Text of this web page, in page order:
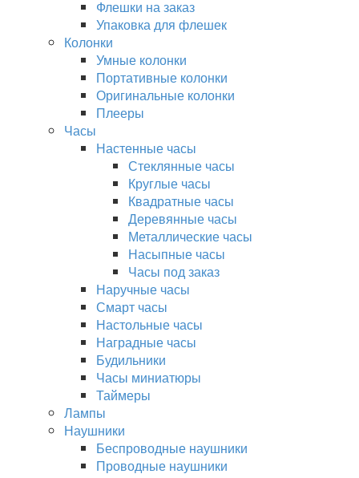
Флешки на заказ
Упаковка для флешек
Колонки
Умные колонки
Портативные колонки
Оригинальные колонки
Плееры
Часы
Настенные часы
Стеклянные часы
Круглые часы
Квадратные часы
Деревянные часы
Металлические часы
Насыпные часы
Часы под заказ
Наручные часы
Смарт часы
Настольные часы
Наградные часы
Будильники
Часы миниатюры
Таймеры
Лампы
Наушники
Беспроводные наушники
Проводные наушники